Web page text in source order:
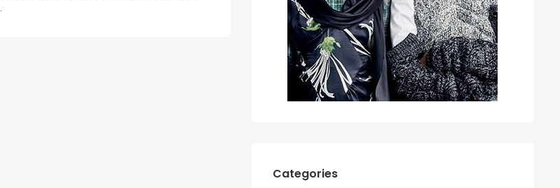
Categories